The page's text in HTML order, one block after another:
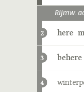
Rijmw.
2 here
3 behere
4